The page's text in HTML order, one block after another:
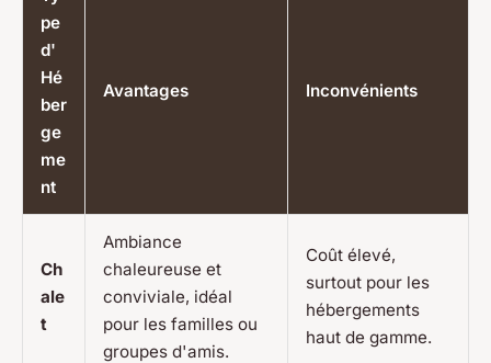
pe
d'
Hé
ber
ge
me
nt
Avantages Inconvénients
Ch
ale
t
Ambiance
chaleureuse et
conviviale, idéal
pour les familles ou
groupes d'amis.
Coût élevé,
surtout pour les
hébergements
haut de gamme.